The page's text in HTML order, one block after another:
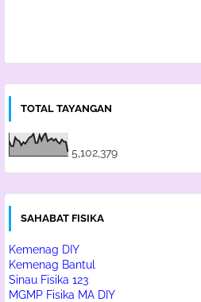
TOTAL TAYANGAN
5,102,379
SAHABAT FISIKA
Kemenag DIY
Kemenag Bantul
Sinau Fisika 123
MGMP Fisika MA DIY